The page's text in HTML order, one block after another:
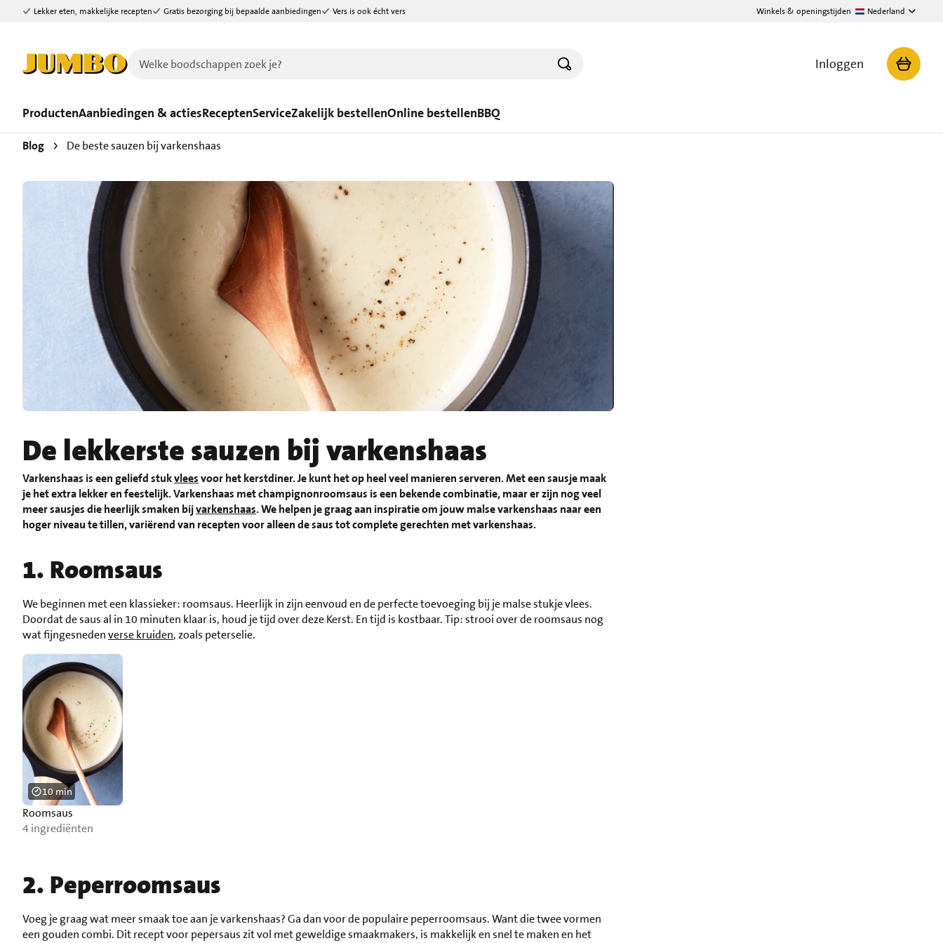
Ga naar zoeken
Ga naar hoofdinhoud
Lekker eten, makkelijke recepten Gratis bezorging bij bepaalde aanbiedingen Vers is ook écht vers Winkels & openingstijden Nederland
Inloggen
ProductenAanbiedingen & actiesReceptenServiceZakelijk bestellenOnline bestellenBBQ
Blog De beste sauzen bij varkenshaas
De lekkerste sauzen bij varkenshaas
Varkenshaas is een geliefd stukvleesvoor het kerstdiner. Je kunt het op heel veel manieren serveren. Met een sausje maak
je het extra lekker en feestelijk. Varkenshaas met champignonroomsaus is een bekende combinatie, maar er zijn nog veel
meer sausjes die heerlijk smaken bijvarkenshaas. We helpen je graag aan inspiratie om jouw malse varkenshaas naar een
hoger niveau te tillen, variërend van recepten voor alleen de saus tot complete gerechten met varkenshaas.
1. Roomsaus
We beginnen met een klassieker: roomsaus. Heerlijk in zijn eenvoud en de perfecte toevoeging bij je malse stukje vlees.
Doordat de saus al in 10 minuten klaar is, houd je tijd over deze Kerst. En tijd is kostbaar. Tip: strooi over de roomsaus nog
wat fijngesnedenverse kruiden, zoals peterselie.
Roomsaus
4 ingrediënten
10 min
2. Peperroomsaus
Voeg je graag wat meer smaak toe aan je varkenshaas? Ga dan voor de populaire peperroomsaus. Want die twee vormen
een gouden combi. Dit recept voor pepersaus zit vol met geweldige smaakmakers, is makkelijk en snel te maken en het